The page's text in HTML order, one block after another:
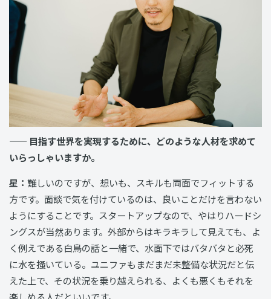
—— 目指す世界を実現するために、どのような人材を求めて
いらっしゃいますか。
星： 難しいのですが、想いも、スキルも両面でフィットする
方です。面談で気を付けているのは、良いことだけを言わない
ようにすることです。スタートアップなので、やはりハードシ
ングスが当然あります。外部からはキラキラして見えても、よ
く例えである白鳥の話と一緒で、水面下ではバタバタと必死
に水を掻いている。ユニファもまだまだ未整備な状況だと伝
えた上で、その状況を乗り越えられる、よくも悪くもそれを